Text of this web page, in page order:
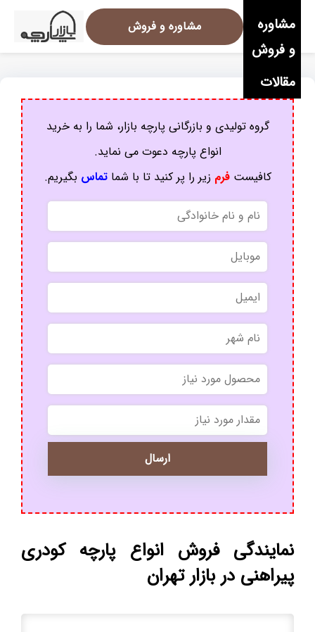
مشاوره
و فروش
مقالات
مشاوره و فروش
گروه تولیدی و بازرگانی پارچه بازار، شما را به خرید
انواع پارچه دعوت می نماید.
کافیستفرم زیر را پر کنید تا با شماتماس بگیریم.
*
*
نمایندگی فروش انواع پارچه کودری
پیراهنی در بازار تهران